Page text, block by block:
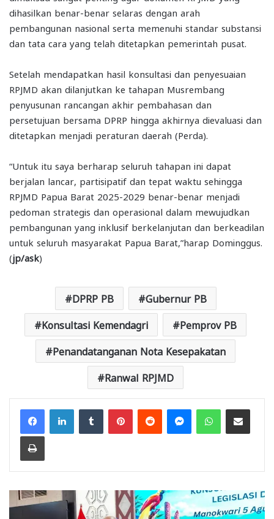
dihasilkan benar-benar selaras dengan arah
pembangunan nasional serta memenuhi standar substansi
dan tata cara yang telah ditetapkan pemerintah pusat.
Setelah mendapatkan hasil konsultasi dan penyesuaian
RPJMD akan dilanjutkan ke tahapan Musrembang
penyusunan rancangan akhir pembahasan dan
persetujuan bersama DPRP hingga akhirnya dievaluasi dan
ditetapkan menjadi peraturan daerah (Perda).
“Untuk itu saya berharap seluruh tahapan ini dapat
berjalan lancar, partisipatif dan tepat waktu sehingga
RPJMD Papua Barat 2025-2029 benar-benar menjadi
pedoman strategis dan operasional dalam mewujudkan
pembangunan yang inklusif berkelanjutan dan berkeadilan
untuk seluruh masyarakat Papua Barat,”harap Dominggus.
(jp/ask)
DPRP PB Gubernur PB
Konsultasi Kemendagri Pemprov PB
Penandatanganan Nota Kesepakatan
Ranwal RPJMD
FacebookLinkedInTumblr PinterestReddit MessengerWhatsAppShare via Email
Print